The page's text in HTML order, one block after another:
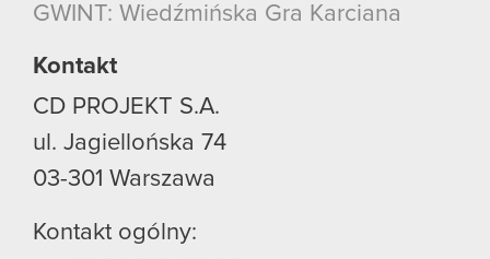
GWINT: Wiedźmińska Gra Karciana
Kontakt
CD PROJEKT S.A.
ul. Jagiellońska 74
03-301 Warszawa
Kontakt ogólny: